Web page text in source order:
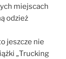
miejscach
odzież
jeszcze nie
„Trucking